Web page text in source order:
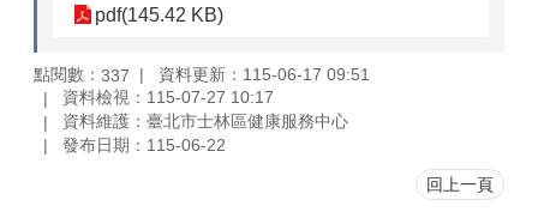
pdf(145.42 KB)
點閱數： 337
資料更新：115-06-17 09:51
資料檢視：115-07-27 10:17
資料維護：臺北市士林區健康服務中心
發布日期：115-06-22
回上一頁